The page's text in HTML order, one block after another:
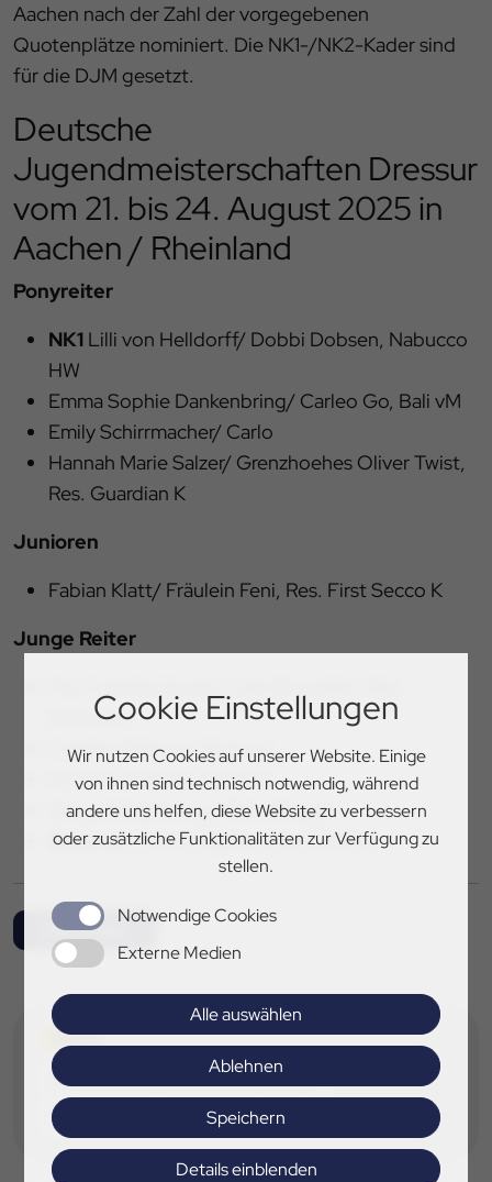
Cookie Einstellungen
Wir nutzen Cookies auf unserer Website. Einige
von ihnen sind technisch notwendig, während
andere uns helfen, diese Website zu verbessern
oder zusätzliche Funktionalitäten zur Verfügung zu
stellen.
Notwendige Cookies
Externe Medien
Alle auswählen
Ablehnen
Speichern
Details einblenden
Aachen nach der Zahl der vorgegebenen
Quotenplätze nominiert. Die NK1-/NK2-Kader sind
für die DJM gesetzt.
Deutsche
Jugendmeisterschaften Dressur
vom 21. bis 24. August 2025 in
Aachen / Rheinland
Ponyreiter
NK1 Lilli von Helldorff/ Dobbi Dobsen, Nabucco
HW
Emma Sophie Dankenbring/ Carleo Go, Bali vM
Emily Schirrmacher/ Carlo
Hannah Marie Salzer/ Grenzhoehes Oliver Twist,
Res. Guardian K
Junioren
Fabian Klatt/ Fräulein Feni, Res. First Secco K
Junge Reiter
Inuenndo
Carolina Miesner/ Exclusiv
Hortensia Holle/ Zhaviero
Kenya Schwierking/ Bella Rouge
Reserve:Freya Engelke/ Four Motion
Alle News
TAGS
Deutsche Jugendmeisterschaften
DJM Aachen
Dressur